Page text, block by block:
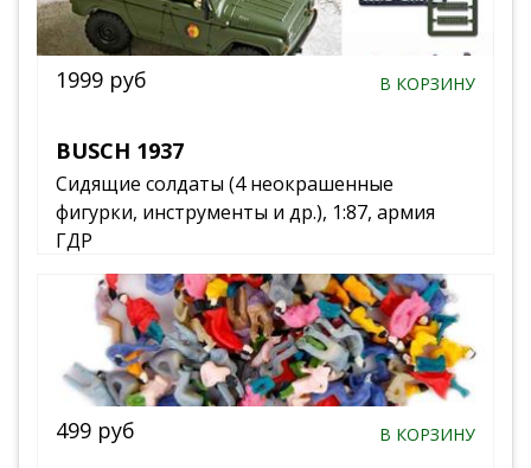
BUSCH 1937
Сидящие солдаты (4 неокрашенные
фигурки, инструменты и др.), 1:87, армия
ГДР
1999 руб В КОРЗИНУ
499 руб В КОРЗИНУ